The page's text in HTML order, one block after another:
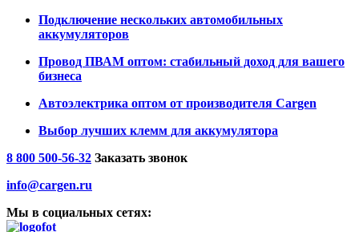
Подключение нескольких автомобильных
аккумуляторов
Провод ПВАМ оптом: стабильный доход для вашего
бизнеса
Автоэлектрика оптом от производителя Cargen
Выбор лучших клемм для аккумулятора
8 800 500-56-32 Заказать звонок
info@cargen.ru
Мы в социальных сетях: